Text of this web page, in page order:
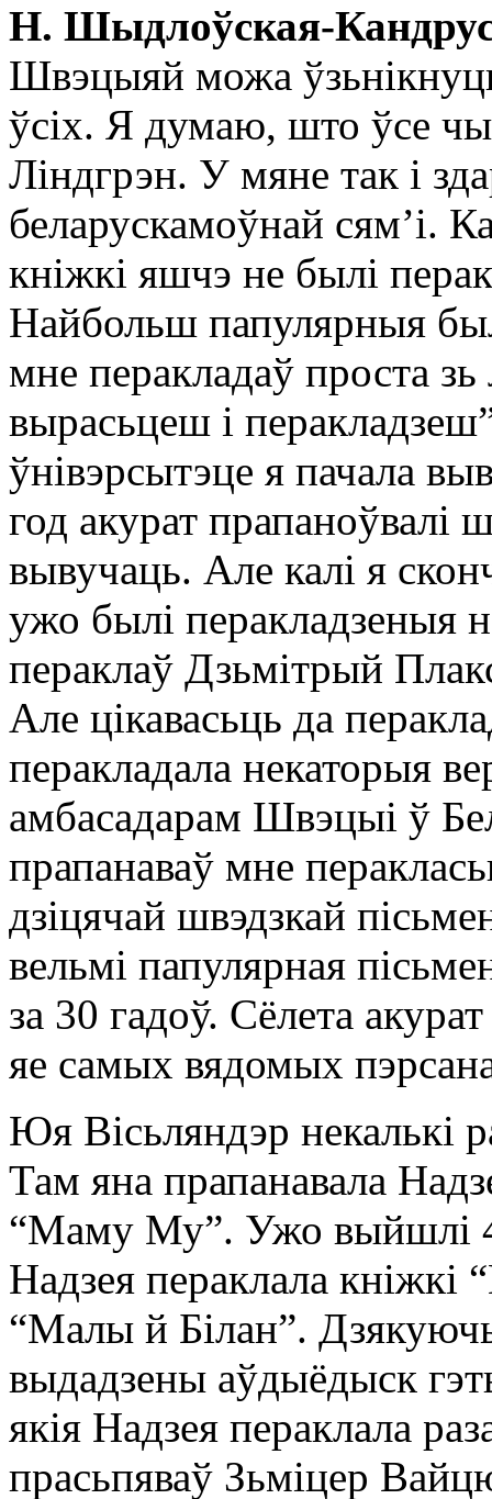
Н. Шыдлоўская-
Швэцыяй можа
ўсіх. Я думаю, што ўсе
Ліндгрэн. У мяне так і
беларускамоўнай сям’і.
кніжкі яшчэ не былі
Найбольш папулярныя
мне перакладаў проста зь
вырасьцеш і
ўнівэрсытэце я пачала
год акурат прапаноўвалі
вывучаць. Але калі я
ужо былі перакладзеныя
пераклаў Дзьмітрый
Але цікавасьць да
перакладала некаторыя
амбасадарам Швэцыі ў
прапанаваў мне
дзіцячай швэдзкай
вельмі папулярная
за 30 гадоў. Сёлета
яе самых вядомых
Юя Вісьляндэр некалькі
Там яна прапанавала
“Маму Му”. Ужо выйшлі
Надзея пераклала кніжкі
“Малы й Білан”.
выдадзены аўдыёдыск
якія Надзея пераклала
прасьпяваў Зьміцер